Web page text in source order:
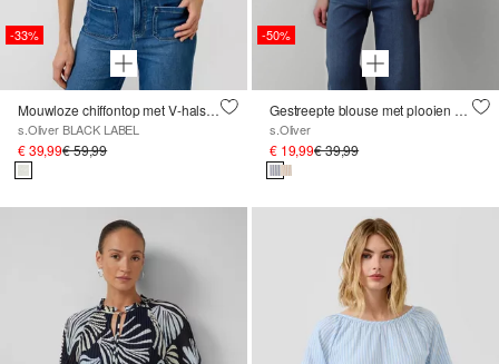
-33%
Mouwloze chiffontop met V-hals en bloemenpatroon
s.Oliver BLACK LABEL
€ 39,99€ 59,99
-50%
Gestreepte blouse met plooien en een strik
s.Oliver
€ 19,99€ 39,99